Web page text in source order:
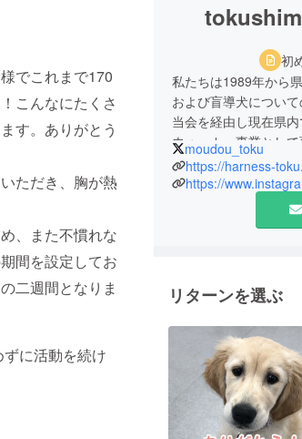
でこれまで170
こんなにたくさ
す。ありがとう
ただき、胸が熱
、また不慣れな
間を設定してお
二週間となりま
に活動を続け
初
私たちは1989年から
および盲導犬につい
当会を経由し現在県
ウォーカー事業とし
月22日より）です。
視覚障害を持つ方に
を中心に活動を続けて
moudou_toku
https://harness-
https://
リターンを選ぶ